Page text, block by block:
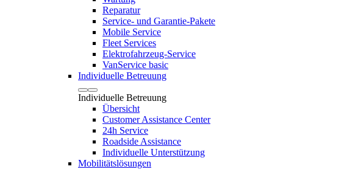
Reparatur
Service- und Garantie-Pakete
Mobile Service
Fleet Services
Elektrofahrzeug-Service
VanService basic
Individuelle Betreuung
Individuelle Betreuung
Übersicht
Customer Assistance Center
24h Service
Roadside Assistance
Individuelle Unterstützung
Mobilitätslösungen